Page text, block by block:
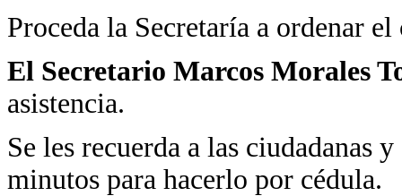
Proceda la Secretaría a ordenar
El Secretario Marcos Morales
asistencia.
Se les recuerda a las ciudadanas
minutos para hacerlo por cédula.